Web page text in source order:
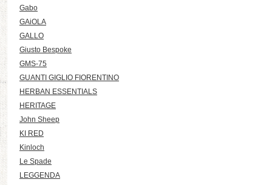
Gabo
GAiOLA
GALLO
Giusto Bespoke
GMS-75
GUANTI GIGLIO FIORENTINO
HERBAN ESSENTIALS
HERITAGE
John Sheep
KI RED
Kinloch
Le Spade
LEGGENDA